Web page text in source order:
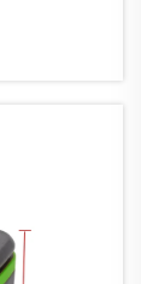
τους για την